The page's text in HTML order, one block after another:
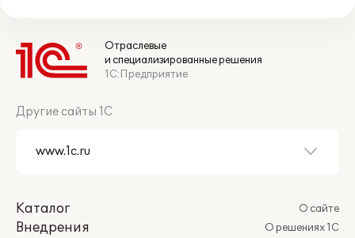
Отраслевые
и специализированные решения
1С:Предприятие
Другие сайты 1С
Каталог
Внедрения
О сайте
О решениях 1С